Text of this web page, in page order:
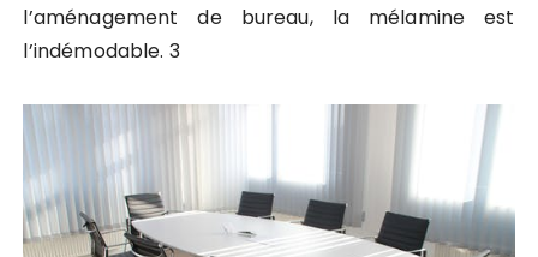
l’aménagement de bureau, la mélamine est
l’indémodable. 3